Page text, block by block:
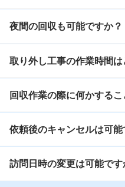
夜間の回収も可能ですか？
取り外し工事の作業時間
回収作業の際に何かする
依頼後のキャンセルは可能
訪問日時の変更は可能です